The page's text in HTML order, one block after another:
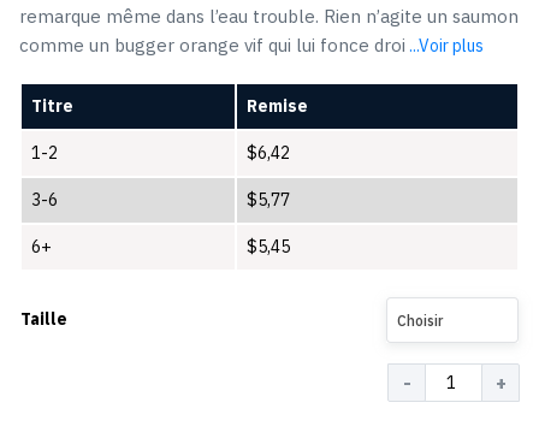
remarque même dans l’eau trouble. Rien n’agite un saumon
comme un bugger orange vif qui lui fonce droi ...Voir plus
Titre Remise
1-2 $6,42
3-6 $5,77
6+ $5,45
Taille Choisir